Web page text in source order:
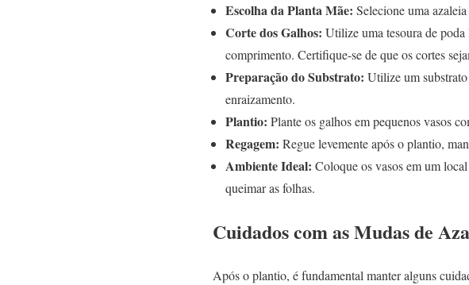
Escolha da Planta Mãe: Selecione uma
Corte dos Galhos: Utilize uma tesoura de
comprimento. Certifique-se de que os cortes
Preparação do Substrato: Utilize um
enraizamento.
Plantio: Plante os galhos em pequenos vasos
Regagem: Regue levemente após o plantio,
Ambiente Ideal: Coloque os vasos em um
queimar as folhas.
Cuidados com as Mudas de
Após o plantio, é fundamental manter alguns